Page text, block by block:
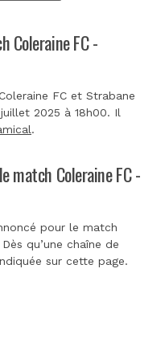
Coleraine FC -
FC et Strabane
2025 à 18h00. Il
.
match Coleraine FC -
pour le match
qu’une chaîne de
sur cette page.